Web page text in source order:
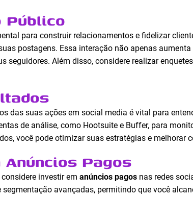
Público
para construir relacionamentos e fidelizar
postagens. Essa interação não apenas
seguidores. Além disso, considere realizar
das suas ações em social media é vital para
de análise, como Hootsuite e Buffer, para
você pode otimizar suas estratégias e melhorar
Pagos
investir em anúncios pagos nas redes
avançadas, permitindo que você